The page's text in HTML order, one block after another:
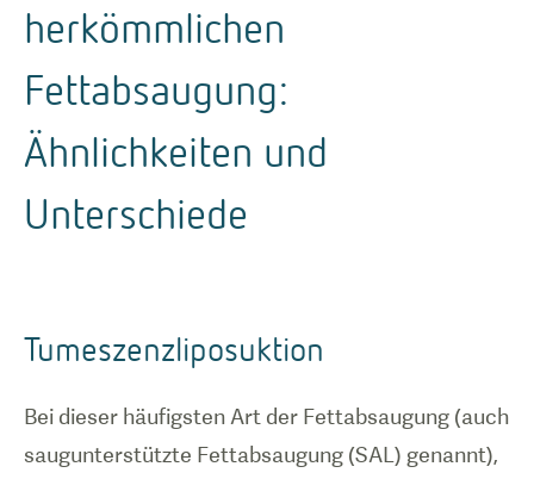
herkömmlichen
Fettabsaugung:
Ähnlichkeiten und
Unterschiede
Tumeszenzliposuktion
Bei dieser häufigsten Art der Fettabsaugung (auch
saugunterstützte Fettabsaugung (SAL) genannt),